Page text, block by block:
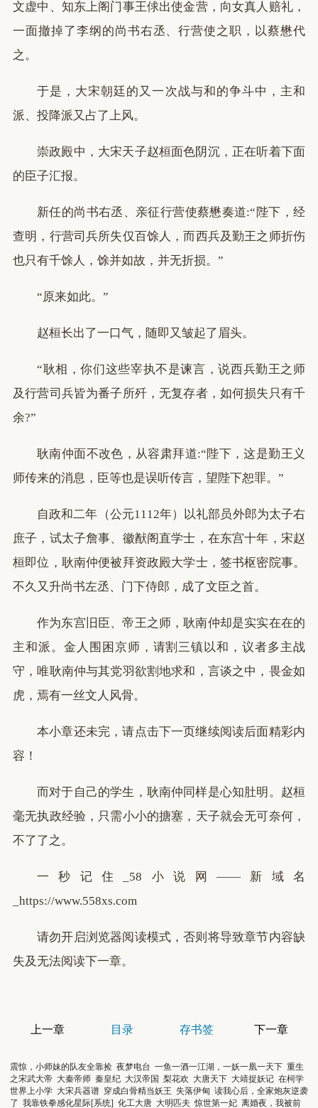
文虚中、知东上阁门事王俅出使金营，向女真人赔礼，
一面撤掉了李纲的尚书右丞、行营使之职，以蔡懋代
之。
于是，大宋朝廷的又一次战与和的争斗中，主和
派、投降派又占了上风。
崇政殿中，大宋天子赵桓面色阴沉，正在听着下面
的臣子汇报。
新任的尚书右丞、亲征行营使蔡懋奏道:“陛下，经
查明，行营司兵所失仅百馀人，而西兵及勤王之师折伤
也只有千馀人，馀并如故，并无折损。”
“原来如此。”
赵桓长出了一口气，随即又皱起了眉头。
“耿相，你们这些宰执不是谏言，说西兵勤王之师
及行营司兵皆为番子所歼，无复存者，如何损失只有千
余?”
耿南仲面不改色，从容肃拜道:“陛下，这是勤王义
师传来的消息，臣等也是误听传言，望陛下恕罪。”
自政和二年（公元1112年）以礼部员外郎为太子右
庶子，试太子詹事、徽猷阁直学士，在东宫十年，宋赵
桓即位，耿南仲便被拜资政殿大学士，签书枢密院事。
不久又升尚书左丞、门下侍郎，成了文臣之首。
作为东宫旧臣、帝王之师，耿南仲却是实实在在的
主和派。金人围困京师，请割三镇以和，议者多主战
守，唯耿南仲与其党羽欲割地求和，言谈之中，畏金如
虎，焉有一丝文人风骨。
本小章还未完，请点击下一页继续阅读后面精彩内
容！
而对于自己的学生，耿南仲同样是心知肚明。赵桓
毫无执政经验，只需小小的搪塞，天子就会无可奈何，
不了了之。
一秒记住_58小说网——新域名
_https://www.558xs.com
请勿开启浏览器阅读模式，否则将导致章节内容缺
失及无法阅读下一章。
上一章 目录 存书签 下一章
震惊，小师妹的队友全靠捡 夜梦电台 一鱼一酒一江湖，一妖一凰一天下 重生
之宋武大帝 大秦帝师 秦皇纪 大汉帝国 梨花欢 大唐天下 大靖捉妖记 在柯学
世界上小学 大宋兵器谱 穿成白骨精当妖王 失落伊甸 读我心后，全家炮灰逆袭
了 我靠铁拳感化星际[系统] 化工大唐 大明匹夫 惊世第一妃 离婚夜，我被前